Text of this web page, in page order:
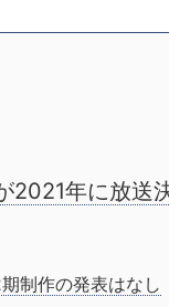
2021年に放送
制作の発表はなし